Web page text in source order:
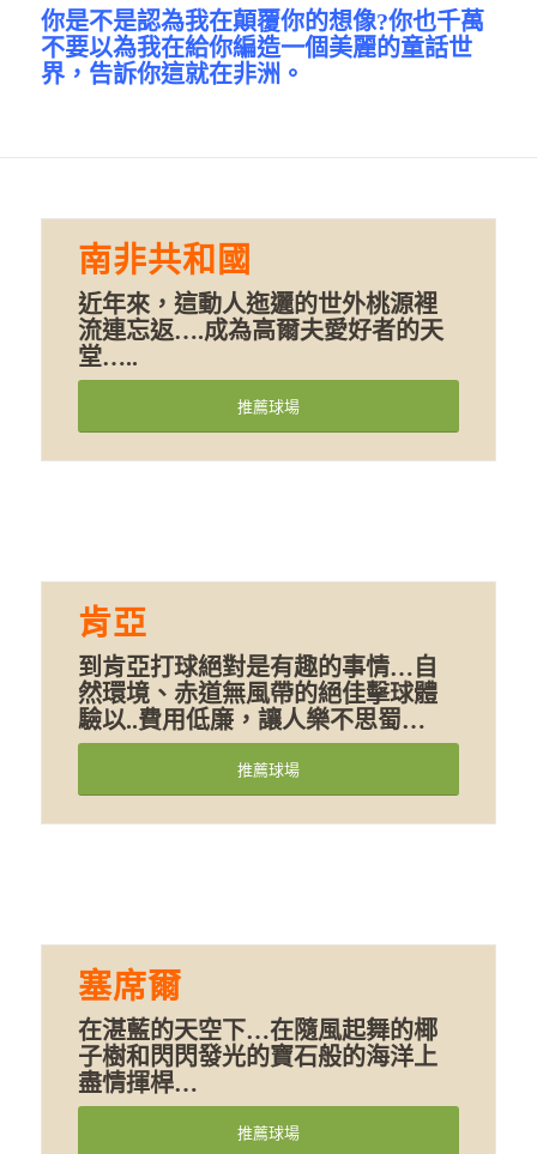
你是不是認為我在顛覆你的想像?你也千萬
不要以為我在給你編造一個美麗的童話世
界，告訴你這就在非洲。
南非共和國
近年來，這動人迤邐的世外桃源裡
流連忘返….成為高爾夫愛好者的天
堂…..
推薦球場
肯亞
到肯亞打球絕對是有趣的事情…自
然環境、赤道無風帶的絕佳擊球體
驗以..費用低廉，讓人樂不思蜀…
推薦球場
塞席爾
在湛藍的天空下…在隨風起舞的椰
子樹和閃閃發光的寶石般的海洋上
盡情揮桿…
推薦球場